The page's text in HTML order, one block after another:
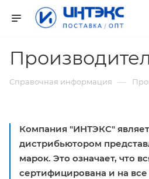
Справочная информация —
Компания "ИНТЭКС"
дистрибьютором
марок. Это означает, что
сертифицирована и на